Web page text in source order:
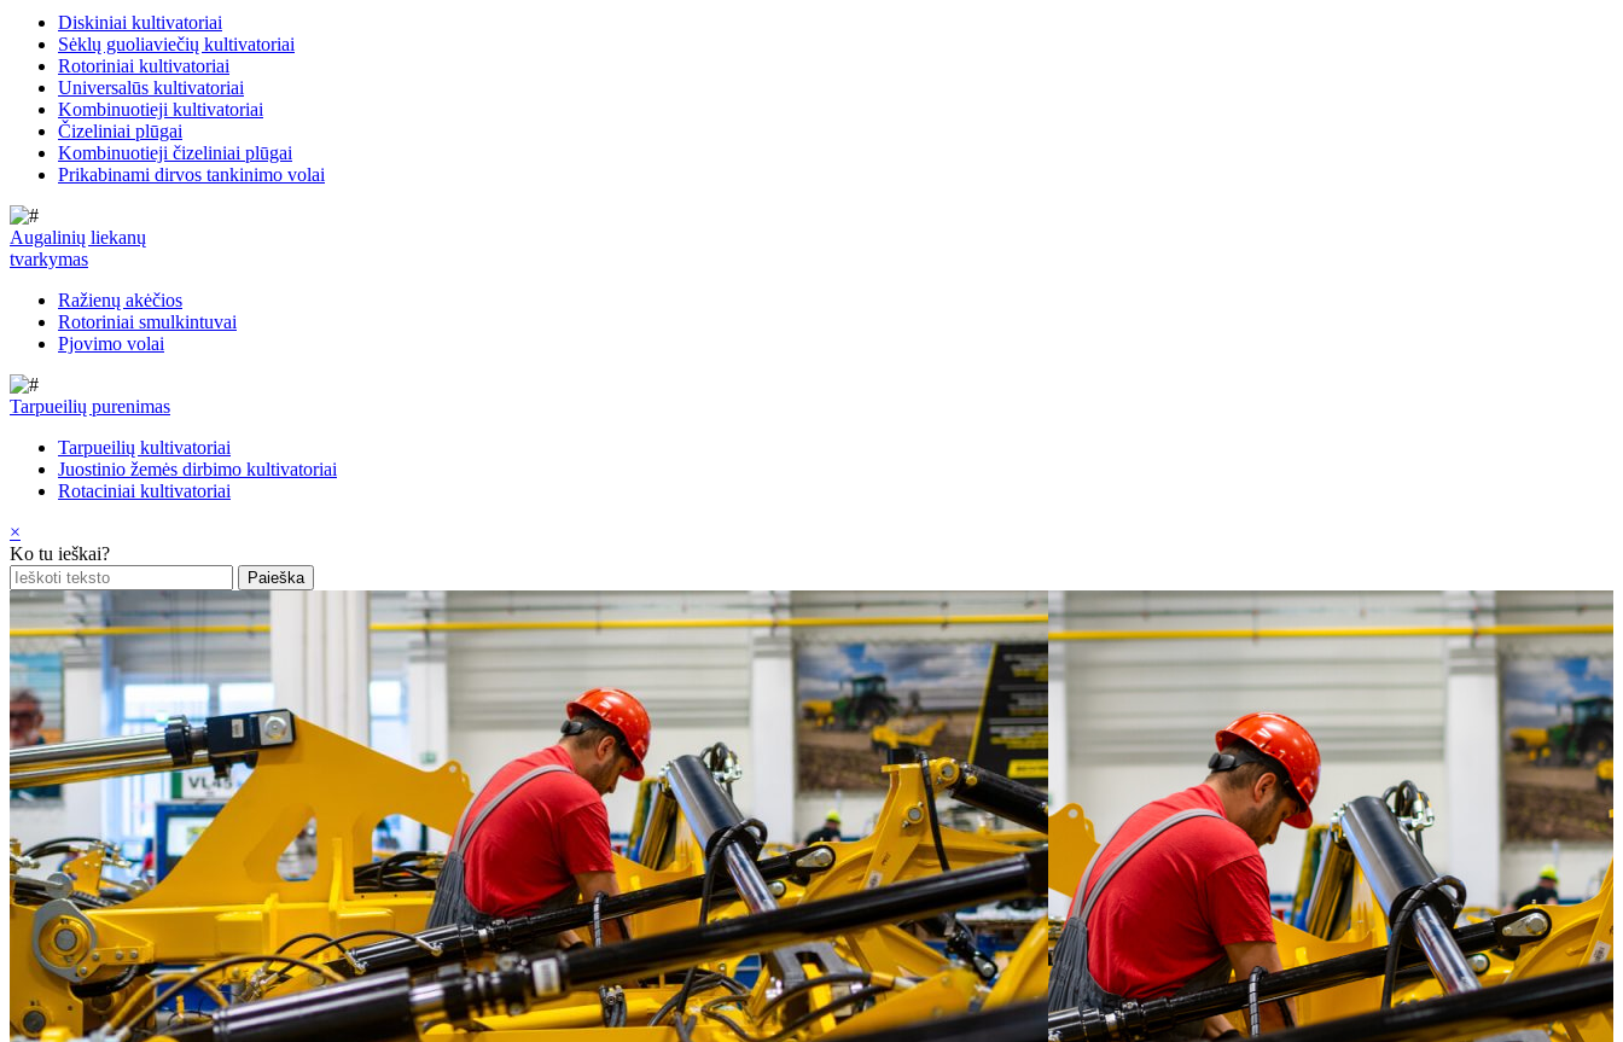
Diskiniai kultivatoriai
Sėklų guoliaviečių kultivatoriai
Rotoriniai kultivatoriai
Universalūs kultivatoriai
Kombinuotieji kultivatoriai
Čizeliniai plūgai
Kombinuotieji čizeliniai plūgai
Prikabinami dirvos tankinimo volai
Augalinių liekanų
tvarkymas
Ražienų akėčios
Rotoriniai smulkintuvai
Pjovimo volai
Tarpueilių purenimas
Tarpueilių kultivatoriai
Juostinio žemės dirbimo kultivatoriai
Rotaciniai kultivatoriai
×
Ko tu ieškai?